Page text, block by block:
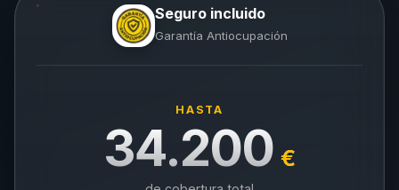
Seguro incluido
Garantía Antiocupación
HASTA
34.200 €